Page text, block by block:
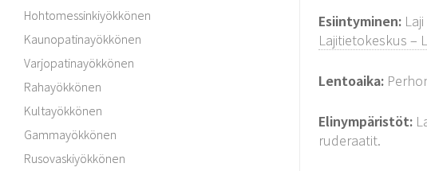
Hohtomessinkiyökkönen
Kaunopatinayökkönen
Varjopatinayökkönen
Rahayökkönen
Kultayökkönen
Gammayökkönen
Rusovaskiyökkönen
Esiintyminen:
Lajitietokeskus –
Lentoaika:
Elinympäristöt:
ruderaatit.